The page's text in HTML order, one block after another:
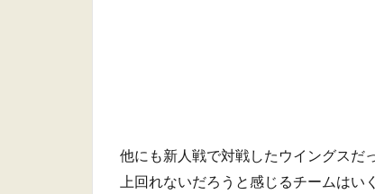
他にも新人戦で対戦したウイングスだ
上回れないだろうと感じるチームはい